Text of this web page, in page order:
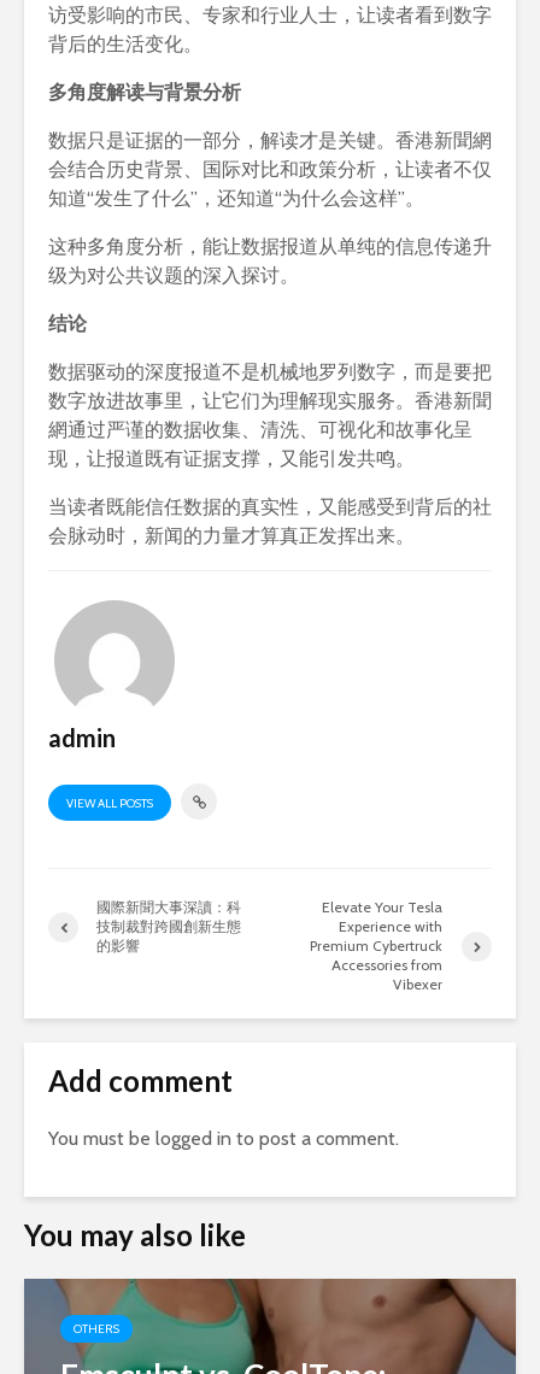
访受影响的市民、专家和行业人士，让读者看到数字
背后的生活变化。
多角度解读与背景分析
数据只是证据的一部分，解读才是关键。香港新聞網
会结合历史背景、国际对比和政策分析，让读者不仅
知道“发生了什么”，还知道“为什么会这样”。
这种多角度分析，能让数据报道从单纯的信息传递升
级为对公共议题的深入探讨。
结论
数据驱动的深度报道不是机械地罗列数字，而是要把
数字放进故事里，让它们为理解现实服务。香港新聞
網通过严谨的数据收集、清洗、可视化和故事化呈
现，让报道既有证据支撑，又能引发共鸣。
当读者既能信任数据的真实性，又能感受到背后的社
会脉动时，新闻的力量才算真正发挥出来。
admin
VIEW ALL POSTS
國際新聞大事深讀：科
技制裁對跨國創新生態
的影響
Elevate Your Tesla
Experience with
Premium Cybertruck
Accessories from
Vibexer
Add comment
You must be logged in to post a comment.
You may also like
OTHERS